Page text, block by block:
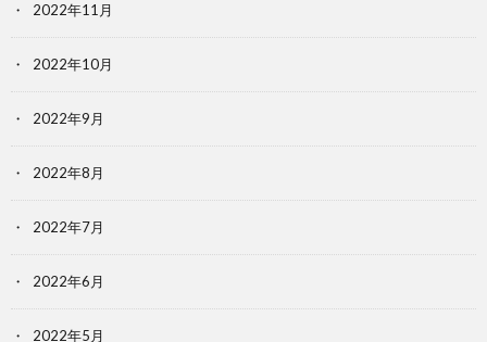
2022年11月
2022年10月
2022年9月
2022年8月
2022年7月
2022年6月
2022年5月